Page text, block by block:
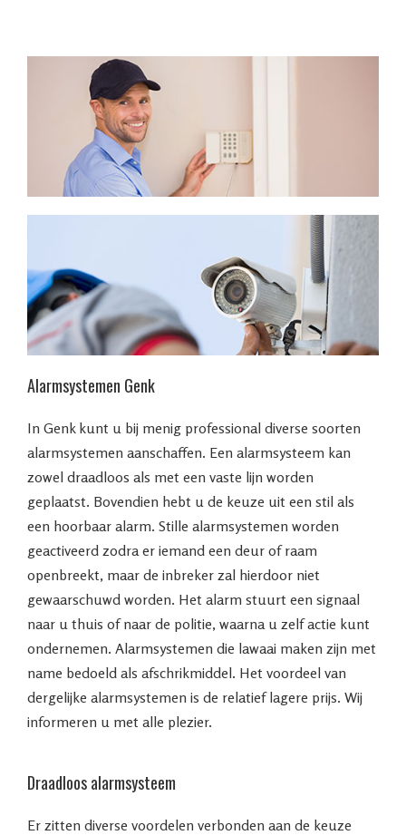
Alarmsystemen Genk
In Genk kunt u bij menig professional diverse soorten
alarmsystemen aanschaffen. Een alarmsysteem kan
zowel draadloos als met een vaste lijn worden
geplaatst. Bovendien hebt u de keuze uit een stil als
een hoorbaar alarm. Stille alarmsystemen worden
geactiveerd zodra er iemand een deur of raam
openbreekt, maar de inbreker zal hierdoor niet
gewaarschuwd worden. Het alarm stuurt een signaal
naar u thuis of naar de politie, waarna u zelf actie kunt
ondernemen. Alarmsystemen die lawaai maken zijn met
name bedoeld als afschrikmiddel. Het voordeel van
dergelijke alarmsystemen is de relatief lagere prijs. Wij
informeren u met alle plezier.
Draadloos alarmsysteem
Er zitten diverse voordelen verbonden aan de keuze